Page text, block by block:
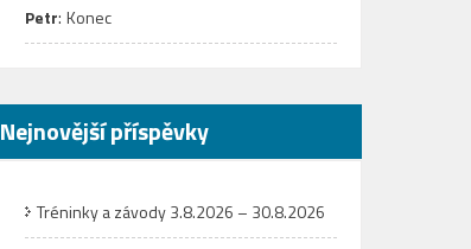
Petr: Konec
Nejnovější příspěvky
Tréninky a závody 3.8.2026 – 30.8.2026